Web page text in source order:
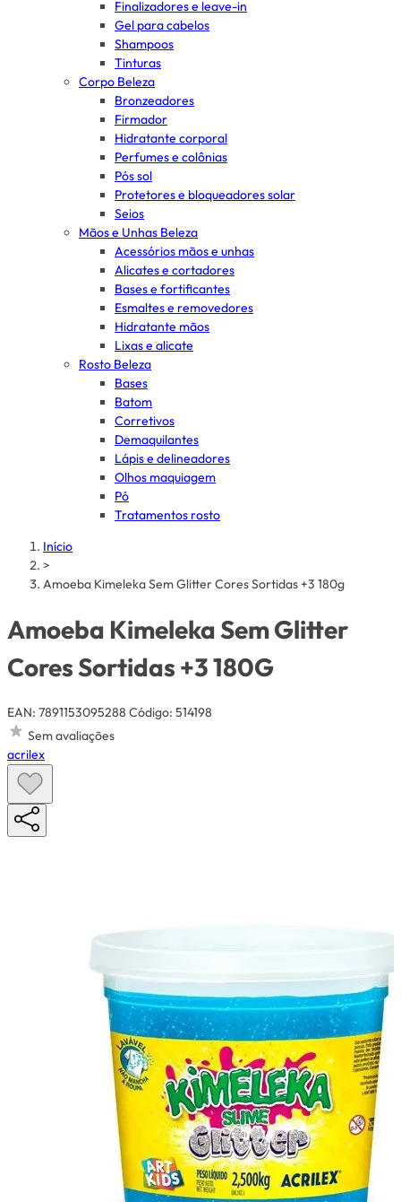
Finalizadores e leave-in
Gel para cabelos
Shampoos
Tinturas
Corpo Beleza
Bronzeadores
Firmador
Hidratante corporal
Perfumes e colônias
Pós sol
Protetores e bloqueadores solar
Seios
Mãos e Unhas Beleza
Acessórios mãos e unhas
Alicates e cortadores
Bases e fortificantes
Esmaltes e removedores
Hidratante mãos
Lixas e alicate
Rosto Beleza
Bases
Batom
Corretivos
Demaquilantes
Lápis e delineadores
Olhos maquiagem
Pó
Tratamentos rosto
Início
>
Amoeba Kimeleka Sem Glitter Cores Sortidas +3 180g
Amoeba Kimeleka Sem Glitter
Cores Sortidas +3 180G
EAN: 7891153095288 Código: 514198
Sem avaliações
acrilex